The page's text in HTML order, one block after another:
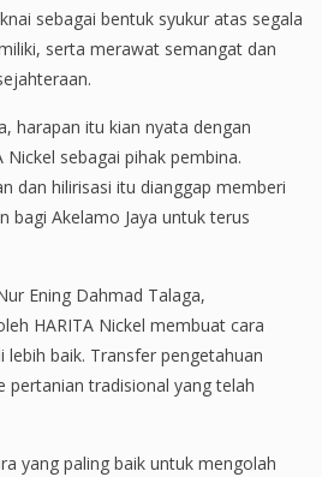
sebagai bentuk syukur atas segala
serta merawat semangat dan
harapan itu kian nyata dengan
Nickel sebagai pihak pembina.
dan hilirisasi itu dianggap memberi
bagi Akelamo Jaya untuk terus
Ening Dahmad Talaga,
HARITA Nickel membuat cara
baik. Transfer pengetahuan
pertanian tradisional yang telah
yang paling baik untuk mengolah